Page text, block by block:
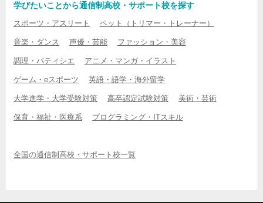
学びたいことから通信制高校・サポート校を探す
スポーツ・アスリート ペット（トリマー・トレーナー）
音楽・ダンス 声優・芸能 ファッション・美容
調理・パティシエ アニメ・マンガ・イラスト
ゲーム・eスポーツ 英語・語学・海外留学
大学進学・大学受験対策 高卒認定試験対策 美術・芸術
保育・福祉・医療系 プログラミング・ITスキル
全国の通信制高校・サポート校一覧